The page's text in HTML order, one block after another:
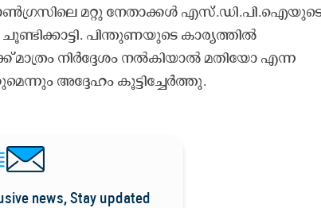
മറ്റു നേതാക്കൾ
പിന്തുണയുടെ കാര്യത്തിൽ
നിർദ്ദേശം നൽകിയാൽ മതിയോ എന്ന
അദ്ദേഹം കൂട്ടിച്ചേർത്തു.
news, Stay updated